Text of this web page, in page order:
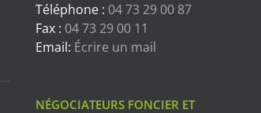
Téléphone : 04 73 29 00 87
Fax : 04 73 29 00 11
Email: Écrire un mail
NÉGOCIATEURS FONCIER ET